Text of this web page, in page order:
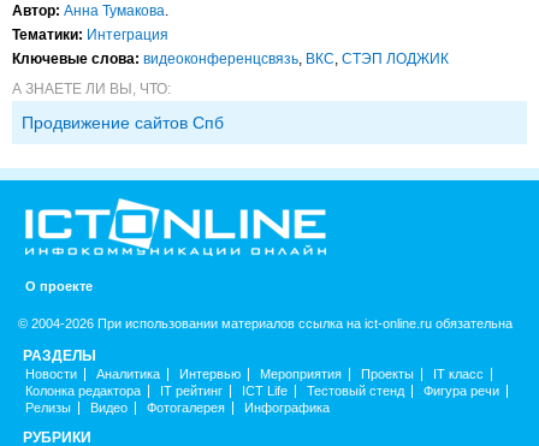
Автор: Анна Тумакова
Тематики: Интеграция
Ключевые слова: видеоконференцсвязь ВКС СТЭП ЛОДЖИК
А ЗНАЕТЕ ЛИ ВЫ, ЧТО:
Продвижение сайтов Спб
О проекте
© 2004-2026 При использовании материалов ссылка на ict-online.ru обязательна
РАЗДЕЛЫ
Новости Аналитика Интервью Мероприятия Проекты
IT класс
Колонка редактора
IT рейтинг ICT Life Тестовый стенд
Фигура речи
Релизы
Видео Фотогалерея Инфографика
РУБРИКИ